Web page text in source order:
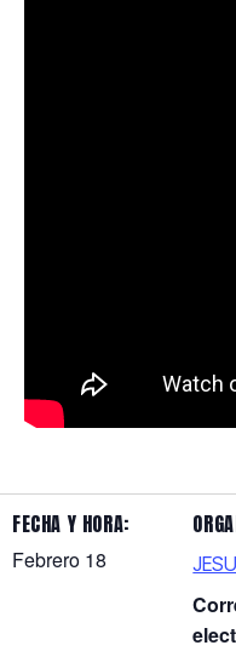
FECHA Y HORA:
Febrero 18